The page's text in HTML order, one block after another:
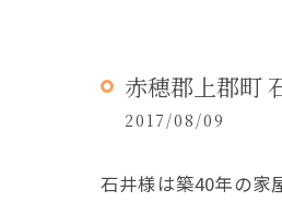
赤穂郡上郡町
2017/08/09
石井様は築40年の家